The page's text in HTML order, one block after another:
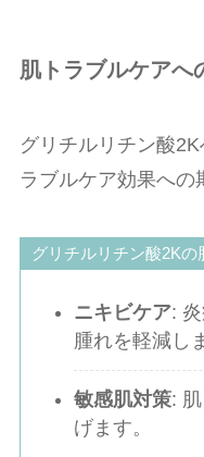
肌トラブルケアへ
グリチルリチン酸
ラブルケア効果への
グリチルリチン酸2K
ニキビケア:
腫れを軽減し
敏感肌対策:
げます。